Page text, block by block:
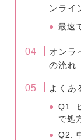
ンライ
最速
オンラ
の流れ
よくあ
Q1.
で処
Q2.